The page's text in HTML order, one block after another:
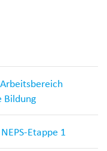
Bildung
Etappe 1